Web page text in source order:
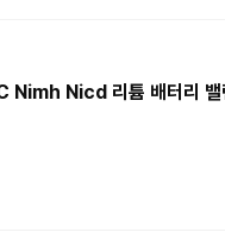
Nicd 리튬 배터리 밸